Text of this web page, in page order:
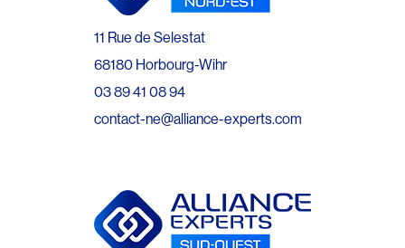
11 Rue de Selestat
68180 Horbourg-Wihr
03 89 41 08 94
contact-ne@alliance-experts.com